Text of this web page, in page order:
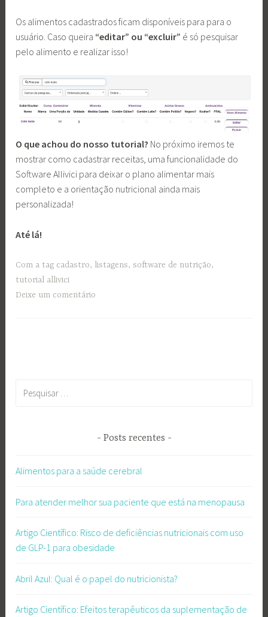
Os alimentos cadastrados ficam disponíveis para para o
usuário. Caso queira “editar” ou “excluir” é só pesquisar
pelo alimento e realizar isso!
O que achou do nosso tutorial? No próximo iremos te
mostrar como cadastrar receitas, uma funcionalidade do
Software Allivici para deixar o plano alimentar mais
completo e a orientação nutricional ainda mais
personalizada!
Até lá!
Com a tag cadastro, listagens,software de nutrição,
tutorial allivici
Deixe um comentário
Posts recentes
Alimentos para a saúde cerebral
Para atender melhor sua paciente que está na menopausa
Artigo Científico: Risco de deficiências nutricionais com uso
de GLP-1 para obesidade
Abril Azul: Qual é o papel do nutricionista?
Artigo Científico: Efeitos terapêuticos da suplementação de